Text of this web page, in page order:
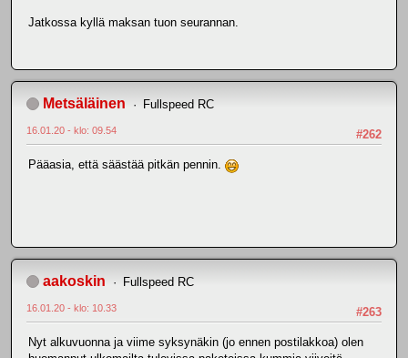
Jatkossa kyllä maksan tuon seurannan.
Metsäläinen Fullspeed RC
#262
16.01.20 - klo: 09.54
Pääasia, että säästää pitkän pennin.
aakoskin Fullspeed RC
#263
16.01.20 - klo: 10.33
Nyt alkuvuonna ja viime syksynäkin (jo ennen postilakkoa) olen